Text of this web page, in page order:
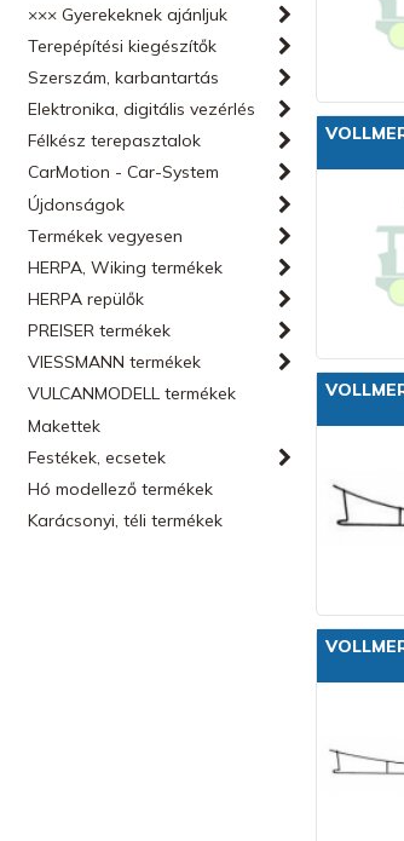
××× Gyerekeknek ajánljuk
Terepépítési kiegészítők
Szerszám, karbantartás
Elektronika, digitális vezérlés
Félkész terepasztalok
CarMotion - Car-System
Újdonságok
Termékek vegyesen
HERPA, Wiking termékek
HERPA repülők
PREISER termékek
VIESSMANN termékek
VULCANMODELL termékek
Makettek
Festékek, ecsetek
Hó modellező termékek
Karácsonyi, téli termékek